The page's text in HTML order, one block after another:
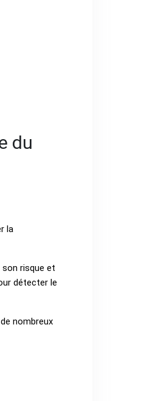
du
la
risque et
détecter le
nombreux